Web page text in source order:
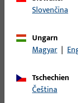
Rastplatte
Rauch- und
Riegelbock
Schiene
Schließblech
Slovenčina
Ungarn
Magyar |
Tschechien
čeština